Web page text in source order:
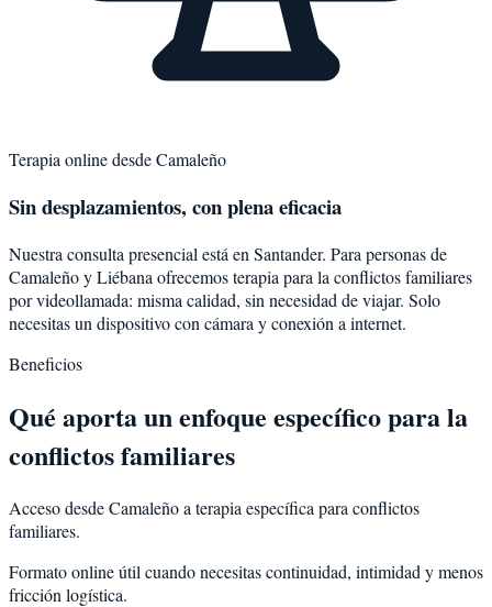
Terapia online desdeCamaleño
Sin desplazamientos, con plena eficacia
Nuestra consulta presencial está en Santander. Para personas de
CamaleñoyLiébana ofrecemos terapia para la conflictos familiares
por videollamada: misma calidad, sin necesidad de viajar. Solo
necesitas un dispositivo con cámara y conexión a internet.
Beneficios
Qué aporta un enfoque específico para la
conflictos familiares
Acceso desde Camaleño a terapia específica para conflictos
familiares.
Formato online útil cuando necesitas continuidad, intimidad y menos
fricción logística.